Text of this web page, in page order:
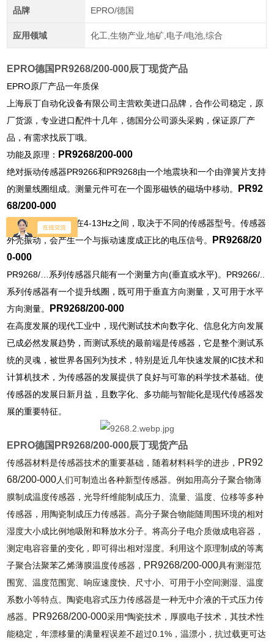
品牌 EPRO/德国
应用领域 化工,生物产业,地矿,电子/电池,综合
EPRO德国PR9268/200-000辰丁现货产品
EPRO原厂产品一年质保
上海辰丁自动化设备有限公司主营欧美进口品牌，合作公司稳定，原
厂货源，专业进口配件十几年，德国分公司源头采购，保证原厂产
品，有需求找辰丁哦。
功能及原理： PR9268/200-000
绝对振动传感器PR9266和PR9268由一个地震块和一个由弹簧片支持
的测量线圈组成。测量元件可在一个圆形磁铁的磁场中移动。
PR92
68/200-000
传感器的固有频率在4-13Hz之间，取决于不同的传感器型号。传感器
外壳振动，会产生一个与振动速度成正比的电压信号。
PR9268/20
0-000
PR9268/…系列传感器只能有一个测量方向(垂直或水平)。PR9266/..
系列传感器有一个提升线圈，既可用于垂直方向测量，又可用于水平
方向测量。
PR9268/200-000
在高度发展的现代工业中，现代测试技术向数字化、信息化方向发展
已成必然发展趋势，而测试系统的最前端是传感器，它是整个测试系
统的灵魂，被世界各国列为技术，特别是近几年快速发展的IC技术和
计算机技术，为传感器的发展提供了良好与可靠的科学技术基础。使
传感器的发展日新月益，且数字化、多功能与智能化是现代传感器发
展的重要特征。
EPRO德国PR9268/200-000辰丁现货产品
传感器材料是传感器技术的重要基础，随着材料科学的进步， PR92
68/200-000人们可制造出各种新型传感器。例如用高分子聚合物薄
膜制成温度传感器，光导纤维能制成压力、流量、温度、位移等多种
传感器，用陶瓷制成压力传感器。高分子聚合物能随周围环境的相对
湿度大小成比例地吸附和释放水分子。将高分子电介质做成电容器，
测定电容容量的变化，即可得出相对湿度。利用这个原理制成的等离
子聚合法聚苯乙烯薄膜温度传感器， PR9268/200-000具有测湿范
围宽、温度范围宽、响应速度快、尺寸小、可用于小空间测湿、温度
系数小等特点。陶瓷电容式压力传感器是一种无中介液的干式压力传
感器。
PR9268/200-000采用*陶瓷技术，厚膜电子技术，其技术性
能稳定，年漂移量的满量程误差不超过0.1%，温漂小，抗过载更可达